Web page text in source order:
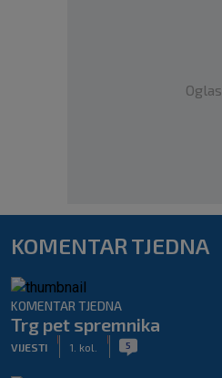
Oglas
KOMENTAR TJEDNA
KOMENTAR TJEDNA
Trg pet spremnika
VIJESTI 1. kol. 5